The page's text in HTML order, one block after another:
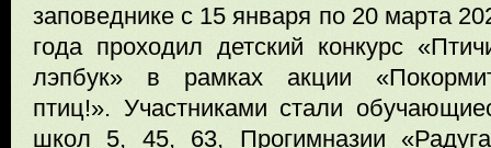
заповеднике с 15 января по 20 марта
года проходил детский конкурс
лэпбук» в рамках акции
птиц!». Участниками стали
школ 5, 45, 63, Прогимназии